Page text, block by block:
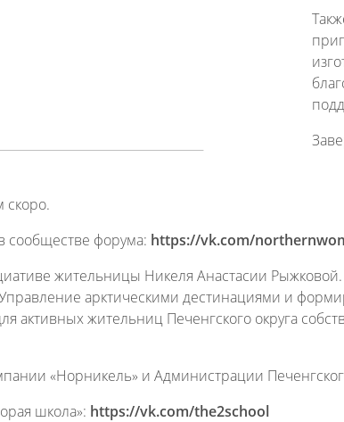
скоро.
сообществе форума: https://vk.com/
жительницы Никеля Анастасии
арктическими дестинациями и
активных жительниц Печенгского округа
«Норникель» и Администрации
школа»: https://vk.com/the2school